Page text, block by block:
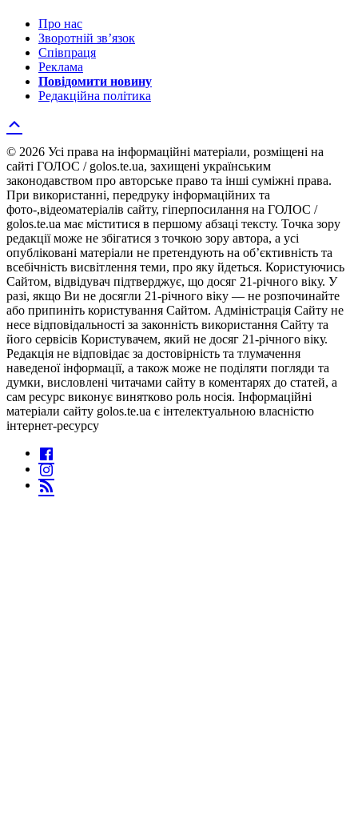
Про нас
Зворотній зв’язок
Співпраця
Реклама
Повідомити новину
Редакційна політика
© 2026 Усі права на інформаційні матеріали, розміщені на
сайті ГОЛОС / golos.te.ua, захищені українським
законодавством про авторське право та інші суміжні права.
При використанні, передруку інформаційних та
фото-,відеоматеріалів сайту, гіперпосилання на ГОЛОС /
golos.te.ua має міститися в першому абзаці тексту. Точка зору
редакції може не збігатися з точкою зору автора, а усі
опубліковані матеріали не претендують на об’єктивність та
всебічність висвітлення теми, про яку йдеться. Користуючись
Сайтом, відвідувач підтверджує, що досяг 21-річного віку. У
разі, якщо Ви не досягли 21-річного віку — не розпочинайте
або припиніть користування Сайтом. Адміністрація Сайту не
несе відповідальності за законність використання Сайту та
його сервісів Користувачем, який не досяг 21-річного віку.
Редакція не відповідає за достовірність та тлумачення
наведеної інформації, а також може не поділяти погляди та
думки, висловлені читачами сайту в коментарях до статей, а
сам ресурс виконує винятково роль носія. Інформаційні
матеріали сайту golos.te.ua є інтелектуальною власністю
інтернет-ресурсу